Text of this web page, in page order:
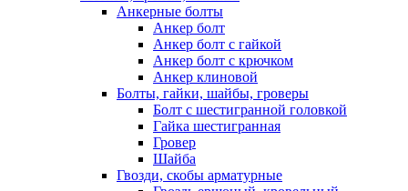
Анкерные болты
Анкер болт
Анкер болт с гайкой
Анкер болт с крючком
Анкер клиновой
Болты, гайки, шайбы, гроверы
Болт c шестигранной головкой
Гайка шестигранная
Гровер
Шайба
Гвозди, скобы арматурные